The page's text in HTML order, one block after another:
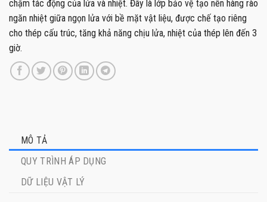
chậm tác động của lửa và nhiệt. Đây là lớp bảo vệ tạo nên hàng rào
ngăn nhiệt giữa ngọn lửa với bề mặt vật liệu, được chế tạo riêng
cho thép cấu trúc, tăng khả năng chịu lửa, nhiệt của thép lên đến 3
giờ.
MÔ TẢ
QUY TRÌNH ÁP DỤNG
DỮ LIỆU VẬT LÝ